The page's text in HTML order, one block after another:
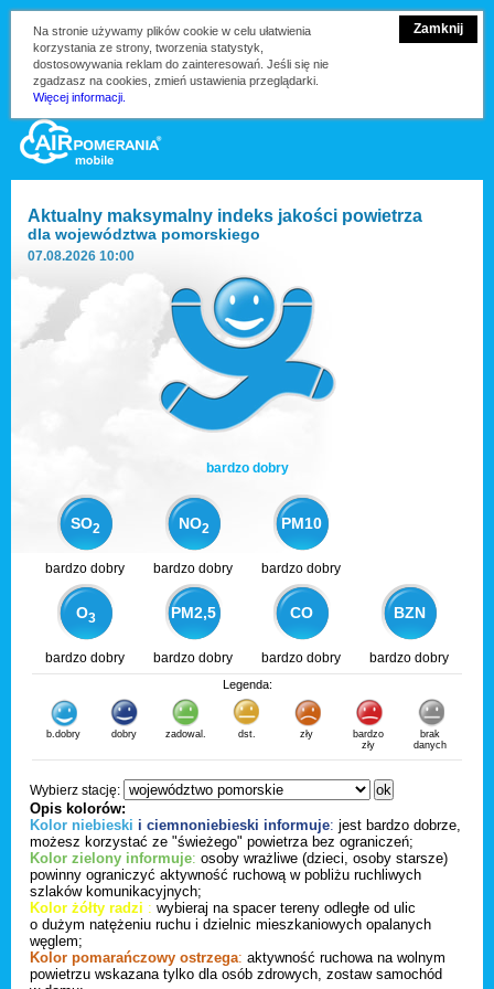
Zamknij
Na stronie używamy plików cookie w celu ułatwienia
korzystania ze strony, tworzenia statystyk,
dostosowywania reklam do zainteresowań. Jeśli się nie
zgadzasz na cookies, zmień ustawienia przeglądarki.
Więcej informacji.
Aktualny maksymalny indeks jakości powietrza
dla województwa pomorskiego
07.08.2026 10:00
bardzo dobry
SO2 NO2 PM10
bardzo dobry bardzo dobry bardzo dobry
O3 PM2,5 CO BZN
bardzo dobry bardzo dobry bardzo dobry bardzo dobry
Legenda:
b.dobry dobry zadowal. dst. zły
bardzo
zły
brak
danych
Wybierz stację:
Opis kolorów:
Kolor niebieski i ciemnoniebieski informuje: jest bardzo dobrze,
możesz korzystać ze "świeżego" powietrza bez ograniczeń;
Kolor zielony informuje: osoby wrażliwe (dzieci, osoby starsze)
powinny ograniczyć aktywność ruchową w pobliżu ruchliwych
szlaków komunikacyjnych;
Kolor żółty radzi : wybieraj na spacer tereny odległe od ulic
o dużym natężeniu ruchu i dzielnic mieszkaniowych opalanych
węglem;
Kolor pomarańczowy ostrzega: aktywność ruchowa na wolnym
powietrzu wskazana tylko dla osób zdrowych, zostaw samochód